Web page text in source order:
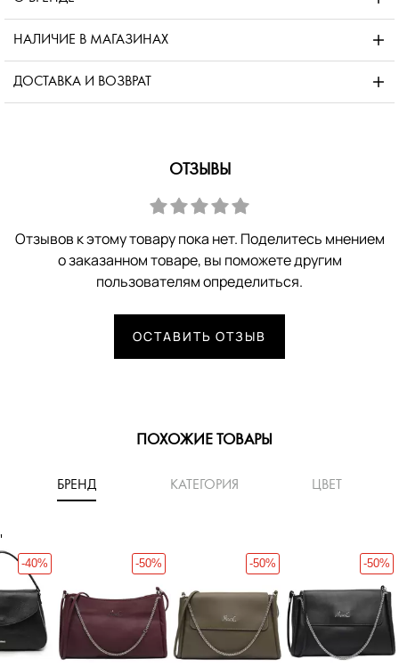
НАЛИЧИЕ В МАГАЗИНАХ
ДОСТАВКА И ВОЗВРАТ
ОТЗЫВЫ
Отзывов к этому товару пока нет. Поделитесь мнением
о заказанном товаре, вы поможете другим
пользователям определиться.
ОСТАВИТЬ ОТЗЫВ
ПОХОЖИЕ ТОВАРЫ
БРЕНД КАТЕГОРИЯ ЦВЕТ
'
-40% -50% -50% -50%